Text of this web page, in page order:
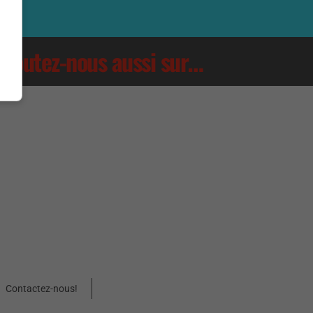
Écoutez-nous aussi sur…
Contactez-nous!